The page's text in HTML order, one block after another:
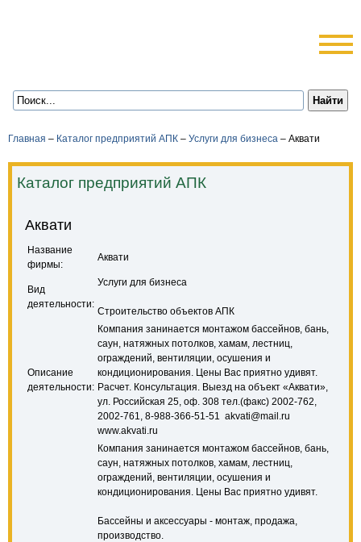
Главная – Каталог предприятий АПК – Услуги для бизнеса – Аквати
Каталог предприятий АПК
Аквати
Название
фирмы:
Аквати
Вид
деятельности:
Услуги для бизнеса
Строительство объектов АПК
Описание
деятельности:
Компания занинается монтажом бассейнов, бань,
саун, натяжных потолков, хамам, лестниц,
ограждений, вентиляции, осушения и
кондиционирования. Цены Вас приятно удивят.
Расчет. Консультация. Выезд на объект «Аквати»,
ул. Российская 25, оф. 308 тел.(факс) 2002-762,
2002-761, 8-988-366-51-51 akvati@mail.ru
www.akvati.ru
Компания занинается монтажом бассейнов, бань,
саун, натяжных потолков, хамам, лестниц,
ограждений, вентиляции, осушения и
кондиционирования. Цены Вас приятно удивят.
Бассейны и аксессуары - монтаж, продажа,
производство.